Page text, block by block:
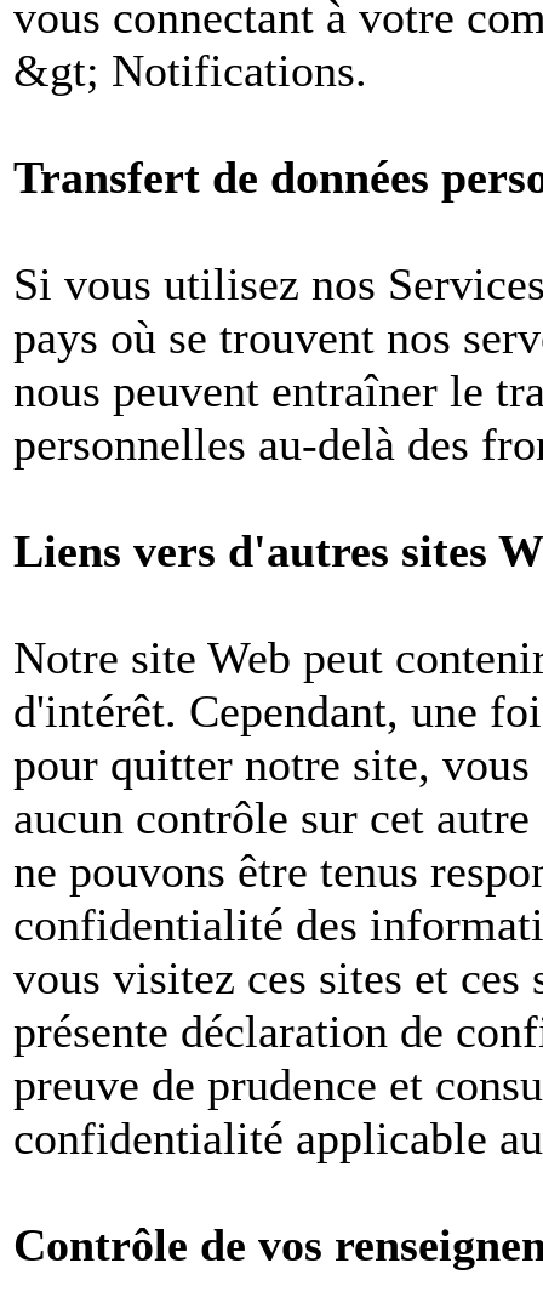
vous connectant à votre
&gt; Notifications.
Transfert de données
Si vous utilisez nos
pays où se trouvent nos
nous peuvent entraîner le
personnelles au-delà des
Liens vers d'autres sites
Notre site Web peut
d'intérêt. Cependant, une
pour quitter notre site, vous
aucun contrôle sur cet
ne pouvons être tenus
confidentialité des
vous visitez ces sites et ces
présente déclaration de
preuve de prudence et
confidentialité applicable
Contrôle de vos